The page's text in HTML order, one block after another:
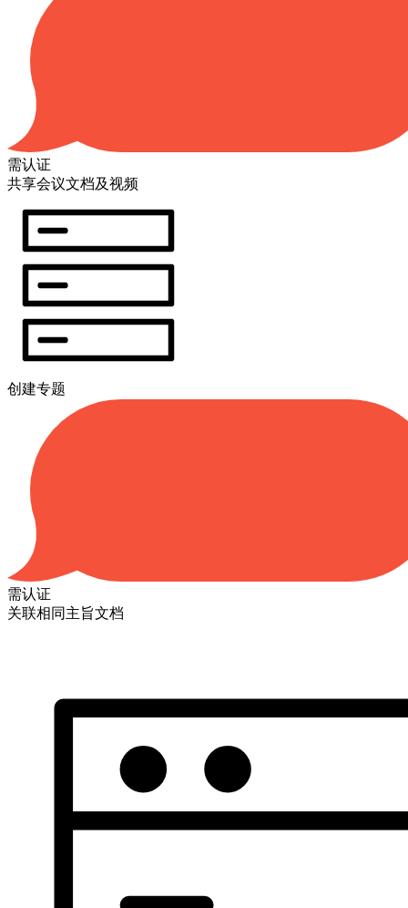
需认证
共享会议文档及视频
创建专题
需认证
关联相同主旨文档